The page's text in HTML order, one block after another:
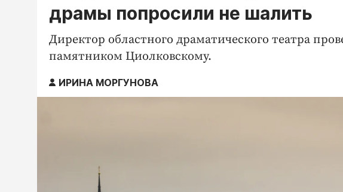
драмы попросили не шалить
Директор областного драматического театра
памятником Циолковскому.
ИРИНА МОРГУНОВА